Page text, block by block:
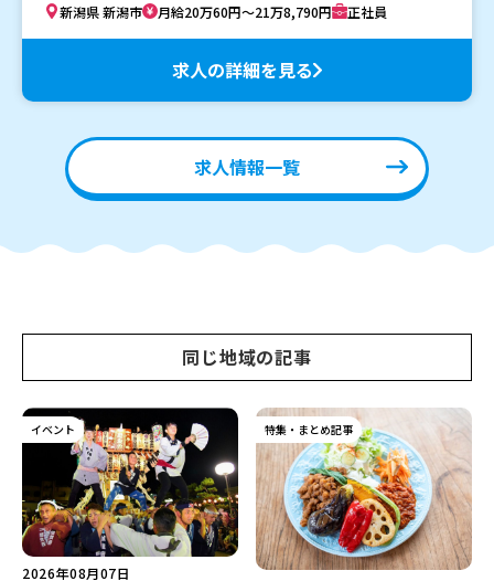
新潟県 新潟市 月給20万60円～21万8,790円 正社員
求人の詳細を見る
求人情報一覧
同じ地域の記事
イベント
2026年08月07日
特集・まとめ記事